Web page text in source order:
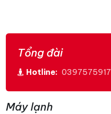
Tổng đài
Hotline: 0397575917
Máy lạnh